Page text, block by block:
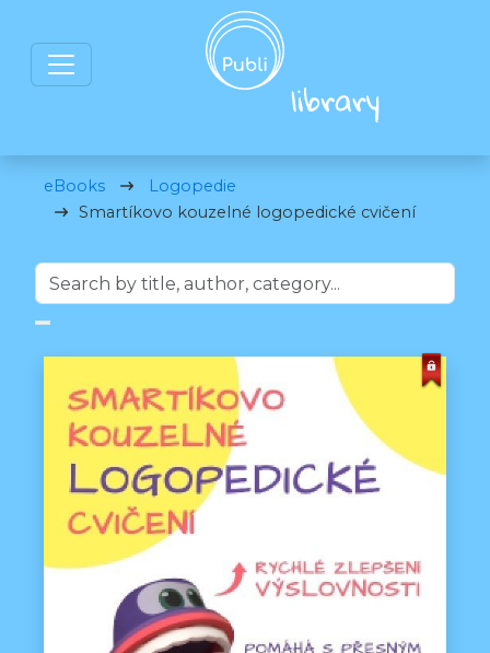
eBooks
Logopedie
Smartíkovo kouzelné logopedické cvičení